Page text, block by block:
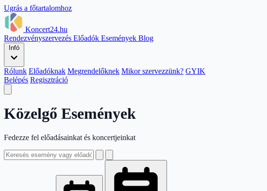
Ugrás a főtartalomhoz
Koncert24.hu
Rendezvényszervezés Előadók Események Blog
Infó
Rólunk Előadóknak Megrendelőknek Mikor szervezzünk? GYIK
Belépés Regisztráció
Közelgő Események
Fedezze fel előadásainkat és koncertjeinkat